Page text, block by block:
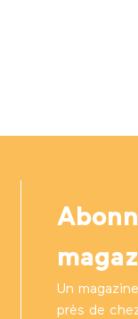
Un
près de